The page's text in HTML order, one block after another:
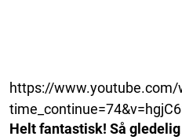
https://www.youtube.com/
Helt fantastisk! Så